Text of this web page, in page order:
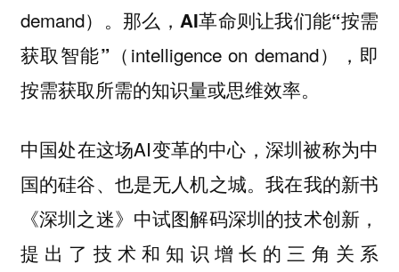
demand） 。那么，AI革命则让我们能“按需
获取智能” （intelligence on demand）
，即
按需获取所需的知识量或思维效率。
中国处在这场AI变革的中心，深圳被称为中
国的硅谷、也是无人机之城。我在我的新书
《深圳之迷》中试图解码深圳的技术创新，
提出了技术和知识增长的三角关系